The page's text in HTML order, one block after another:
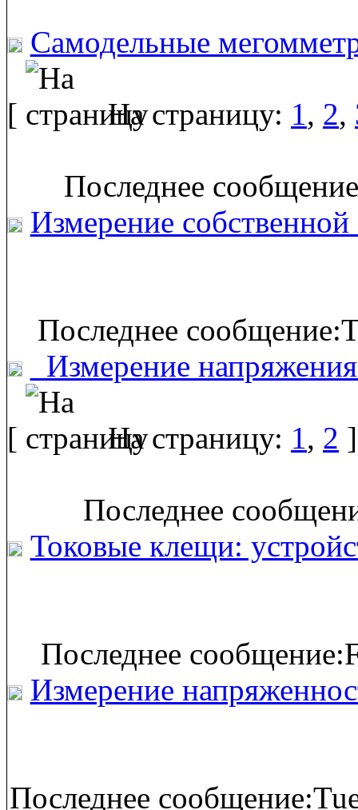
Самодельные
[ На страницу: 1, 2,
Последнее
Измерение
Последнее
_Измерение
[ На страницу: 1, 2 ]
Последнее
Токовые клещи:
Последнее
Измерение
Последнее